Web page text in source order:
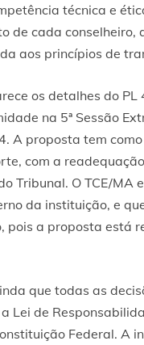
técnica e
de cada
aos princípios de
os detalhes do
na 5ª Sessão
A proposta tem
com a
Tribunal. O TCE/
da instituição, e
pois a proposta está
que todas as
Lei de
Federal. A